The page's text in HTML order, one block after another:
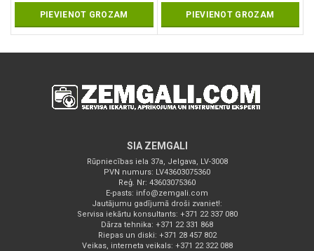
PIEVIENOT GROZAM PIEVIENOT GROZAM
SIA ZEMGALI
Rūpniecības iela 37a, Jelgava, LV-3008
PVN numurs: LV43603075360
Reģ. Nr: 43603075360
E-pasts: info@zemgali.com
Jautājumu gadījumā droši zvaniet!:
Servisa iekārtu konsultants: +371 22 337 080
Dārza tehnika: +371 22 331 868
Riepas un diski: +371 28 457 802
Veikas, interneta veikals: +371 22 322 088